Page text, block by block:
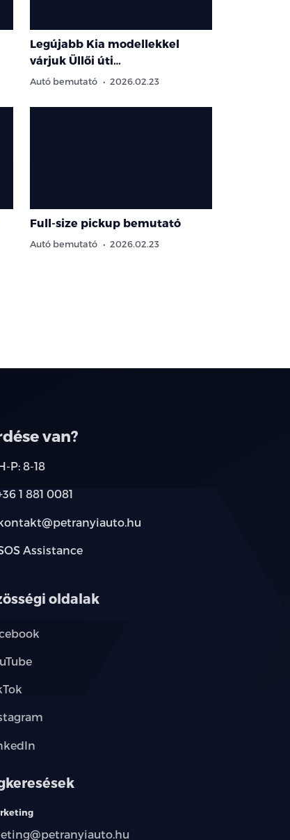
Legújabb Kia modellekkel
várjuk Üllői úti…
Autó bemutató 2026.02.23
Full-size pickup bemutató
Autó bemutató 2026.02.23
van?
P: 8-18
1 881 0081
Assistance
oldalak